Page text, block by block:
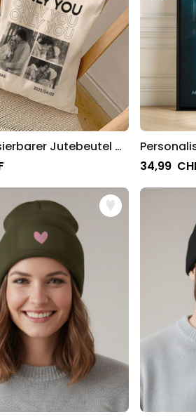
Personalisierbarer Jutebeutel mit Schwarz Weiß Fotos und Text
34,99 CHF